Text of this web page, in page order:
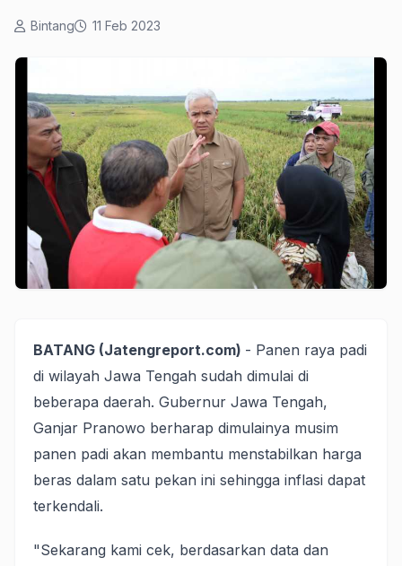
Bintang 11 Feb 2023
BATANG (Jatengreport.com) - Panen raya padi
di wilayah Jawa Tengah sudah dimulai di
beberapa daerah. Gubernur Jawa Tengah,
Ganjar Pranowo berharap dimulainya musim
panen padi akan membantu menstabilkan harga
beras dalam satu pekan ini sehingga inflasi dapat
terkendali.
"Sekarang kami cek, berdasarkan data dan